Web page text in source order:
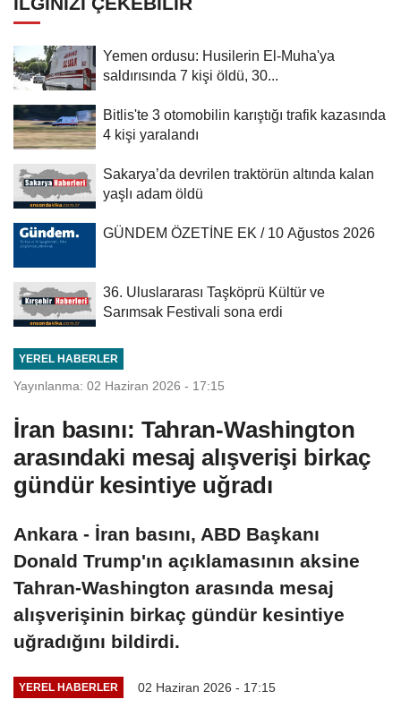
Yemen ordusu: Husilerin El-Muha'ya
saldırısında 7 kişi öldü, 30...
Bitlis'te 3 otomobilin karıştığı trafik kazasında
4 kişi yaralandı
Sakarya’da devrilen traktörün altında kalan
yaşlı adam öldü
GÜNDEM ÖZETİNE EK / 10 Ağustos 2026
36. Uluslararası Taşköprü Kültür ve
Sarımsak Festivali sona erdi
YEREL HABERLER
Yayınlanma: 02 Haziran 2026 - 17:15
İran basını: Tahran-Washington
arasındaki mesaj alışverişi birkaç
gündür kesintiye uğradı
Ankara - İran basını, ABD Başkanı
Donald Trump'ın açıklamasının aksine
Tahran-Washington arasında mesaj
alışverişinin birkaç gündür kesintiye
uğradığını bildirdi.
YEREL HABERLER 02 Haziran 2026 - 17:15